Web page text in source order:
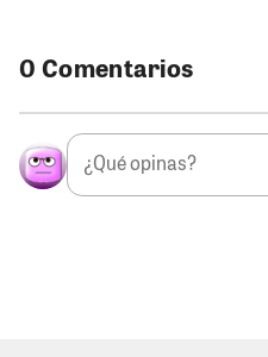
0 Comentarios